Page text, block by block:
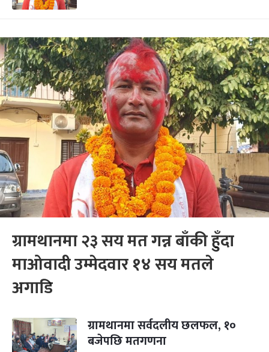
ग्रामथानमा २३ सय मत गन्न बाँकी हुँदा
माओवादी उम्मेदवार १४ सय मतले
अगाडि
ग्रामथानमा सर्वदलीय छलफल, १०
बजेपछि मतगणना